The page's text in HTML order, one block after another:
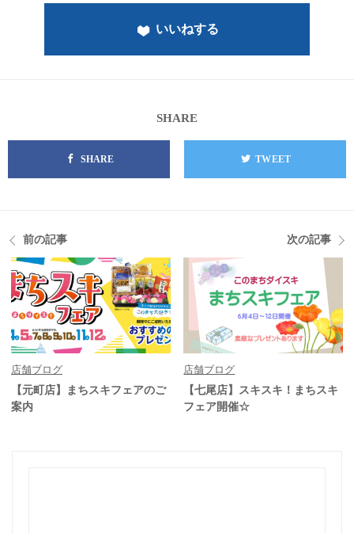
いいねする
SHARE
SHARE TWEET
前の記事
店舗ブログ
【元町店】まちスキフェアのご
案内
次の記事
店舗ブログ
【七尾店】スキスキ！まちスキ
フェア開催☆